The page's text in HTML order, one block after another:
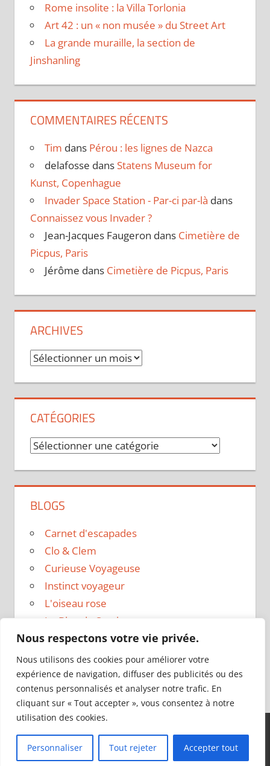
Nous respectons votre vie privée.
Nous utilisons des cookies pour améliorer votre
expérience de navigation, diffuser des publicités ou des
contenus personnalisés et analyser notre trafic. En
cliquant sur « Tout accepter », vous consentez à notre
utilisation des cookies.
Personnaliser Tout rejeter Accepter tout
Rome insolite : la Villa Torlonia
Art 42 : un « non musée » du Street Art
La grande muraille, la section de
Jinshanling
COMMENTAIRES RÉCENTS
Tim dans Pérou : les lignes de Nazca
delafosse dans Statens Museum for
Kunst, Copenhague
Invader Space Station - Par-ci par-là dans
Connaissez vous Invader ?
Jean-Jacques Faugeron dans Cimetière de
Picpus, Paris
Jérôme dans Cimetière de Picpus, Paris
ARCHIVES
Archives
CATÉGORIES
Catégories
BLOGS
Carnet d'escapades
Clo & Clem
Curieuse Voyageuse
Instinct voyageur
L'oiseau rose
Le Blog de Sarah
Le sac a dos
Madame Oreille
Voyages et Vagabondages
Thème WordPress : Tortuga par ThemeZee.